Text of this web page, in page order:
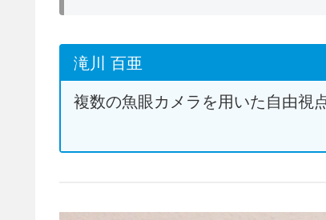
滝川 百亜
複数の魚眼カメラを用いた自由視